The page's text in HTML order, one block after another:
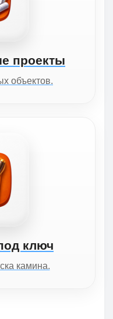
проекты
объектов.
ключ
камина.